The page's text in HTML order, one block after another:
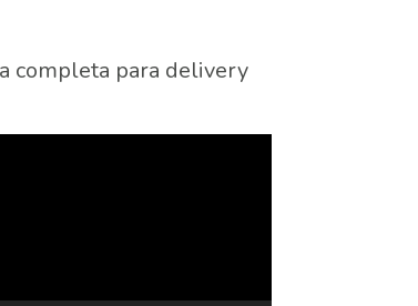
completa para delivery